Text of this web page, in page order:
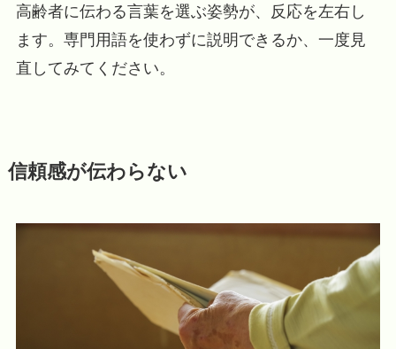
高齢者に伝わる言葉を選ぶ姿勢が、反応を左右し
ます。専門用語を使わずに説明できるか、一度見
直してみてください。
信頼感が伝わらない